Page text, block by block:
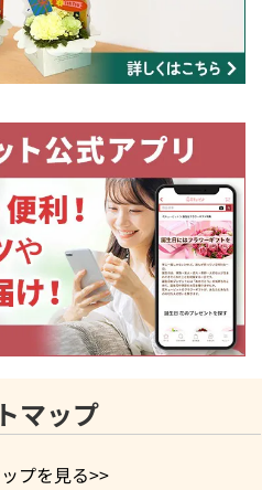
マップ
プを見る>>